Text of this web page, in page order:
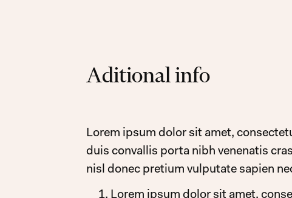
Aditional info
Lorem ipsum dolor sit amet,
duis convallis porta nibh venenatis
nisl donec pretium vulputate sapien
Lorem ipsum dolor sit amet,